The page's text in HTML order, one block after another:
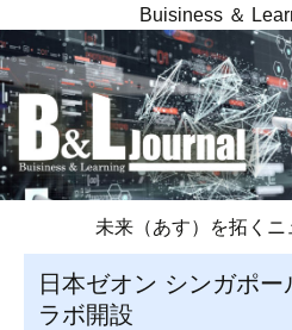
Buisiness ＆
未来（あす）を拓く
日本ゼオン シンガポー
ラボ開設